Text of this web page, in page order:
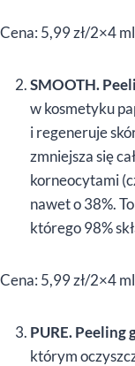
Cena: 5,99 zł/2×4 ml
SMOOTH.
w kosmetyku
i regeneruje
zmniejsza się
korneocytami
nawet o 38%.
którego 98%
Cena: 5,99 zł/2×4 ml
PURE. Peeling
którym